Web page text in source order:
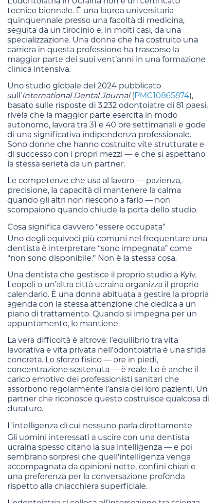
tecnico biennale. È una laurea universitaria
quinquennale presso una facoltà di medicina,
seguita da un tirocinio e, in molti casi, da una
specializzazione. Una donna che ha costruito una
carriera in questa professione ha trascorso la
maggior parte dei suoi vent’anni in una formazione
clinica intensiva.
Uno studio globale del 2024 pubblicato
sull’International Dental Journal(PMC10865874),
basato sulle risposte di 3.232 odontoiatre di 81 paesi,
rivela che la maggior parte esercita in modo
autonomo, lavora tra 31 e 40 ore settimanali e gode
di una significativa indipendenza professionale.
Sono donne che hanno costruito vite strutturate e
di successo con i propri mezzi — e che si aspettano
la stessa serietà da un partner.
Le competenze che usa al lavoro — pazienza,
precisione, la capacità di mantenere la calma
quando gli altri non riescono a farlo — non
scompaiono quando chiude la porta dello studio.
Cosa significa davvero “essere occupata”
Uno degli equivoci più comuni nel frequentare una
dentista è interpretare “sono impegnata” come
“non sono disponibile.” Non è la stessa cosa.
Una dentista che gestisce il proprio studio a Kyiv,
Leopoli o un’altra città ucraina organizza il proprio
calendario. È una donna abituata a gestire la propria
agenda con la stessa attenzione che dedica a un
piano di trattamento. Quando si impegna per un
appuntamento, lo mantiene.
La vera difficoltà è altrove: l’equilibrio tra vita
lavorativa e vita privata nell’odontoiatria è una sfida
concreta. Lo sforzo fisico — ore in piedi,
concentrazione sostenuta — è reale. Lo è anche il
carico emotivo dei professionisti sanitari che
assorbono regolarmente l’ansia dei loro pazienti. Un
partner che riconosce questo costruisce qualcosa di
duraturo.
L’intelligenza di cui nessuno parla direttamente
Gli uomini interessati a uscire con una dentista
ucraina spesso citano la sua intelligenza — e poi
sembrano sorpresi che quell’intelligenza venga
accompagnata da opinioni nette, confini chiari e
una preferenza per la conversazione profonda
rispetto alla chiacchiera superficiale.